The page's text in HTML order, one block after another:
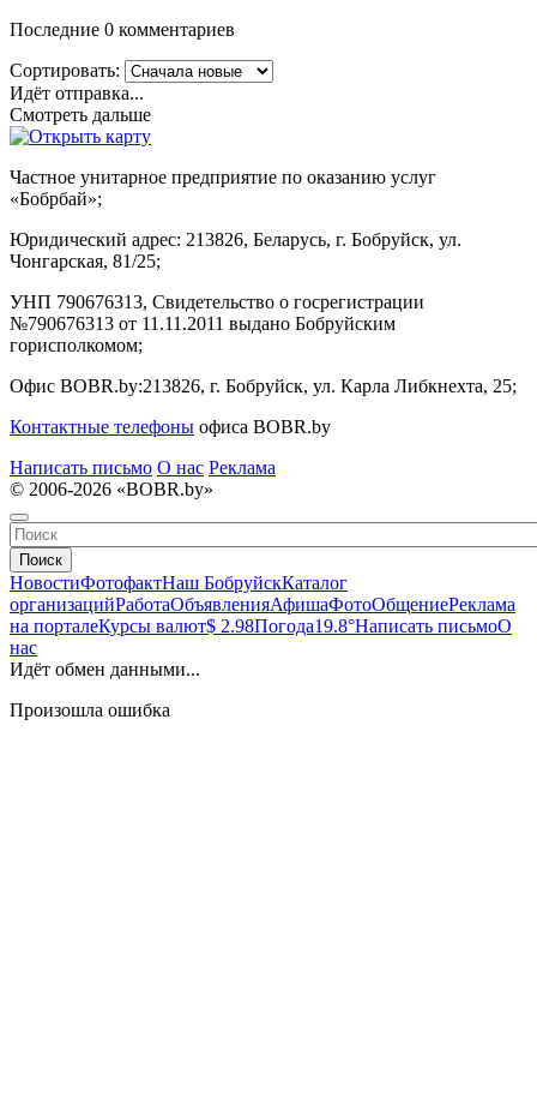
Последние 0 комментариев
Сортировать:
Идёт отправка...
Смотреть дальше
Частное унитарное предприятие по оказанию услуг
«Бобрбай»;
Юридический адрес: 213826, Беларусь, г. Бобруйск, ул.
Чонгарская, 81/25;
УНП 790676313, Свидетельство о госрегистрации
№790676313 от 11.11.2011 выдано Бобруйским
горисполкомом;
Офис BOBR.by:213826, г. Бобруйск, ул. Карла Либкнехта, 25;
Контактные телефоны офиса BOBR.by
Написать письмо О нас Реклама
© 2006-2026 «BOBR.by»
Поиск
НовостиФотофактНаш БобруйскКаталог
организацийРаботаОбъявленияАфишаФотоОбщениеРеклама
на порталеКурсы валют$ 2.98Погода19.8°Написать письмоО
нас
Идёт обмен данными...
Произошла ошибка